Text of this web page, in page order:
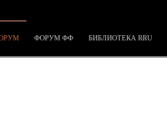
ФОРУМ ФФ БИБЛИОТЕКА RRU